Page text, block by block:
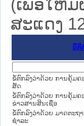
(ເພື່ອໃຫ້
ສະແດງ
ນິຕິ
ຂໍ້ຕົກລົງວ່າດ້ວຍ ການຄຸ້ມຄ
ສັດ
ຂໍ້ຕົກລົງວ່າດ້ວຍ ການຄຸ້ມຄ
ຂ່າວສານສິນເຊື່ອ
ຂໍ້ຕົກລົງວ່າດ້ວຍ ມາດຕະຖ
ຊຳລະ